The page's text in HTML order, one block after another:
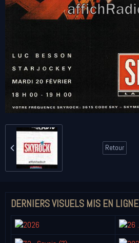
Retour
DERNIERS VISUELS MIS EN LIGNE